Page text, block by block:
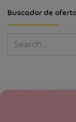
Buscador de